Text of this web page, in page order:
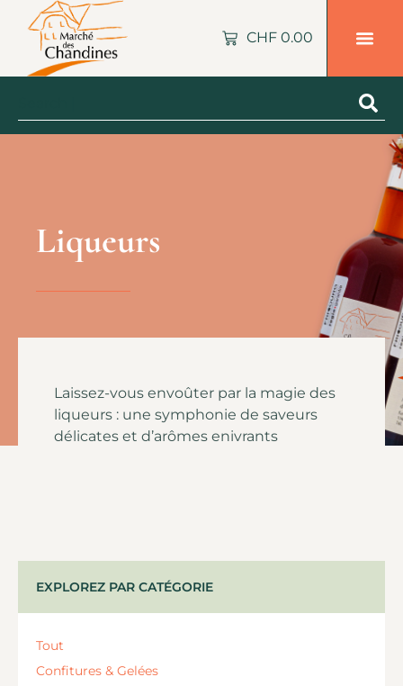
CHF0.00
Liqueurs
Laissez-vous envoûter par la magie des
liqueurs : une symphonie de saveurs
délicates et d’arômes enivrants
EXPLOREZ PAR CATÉGORIE
Tout
Confitures & Gelées